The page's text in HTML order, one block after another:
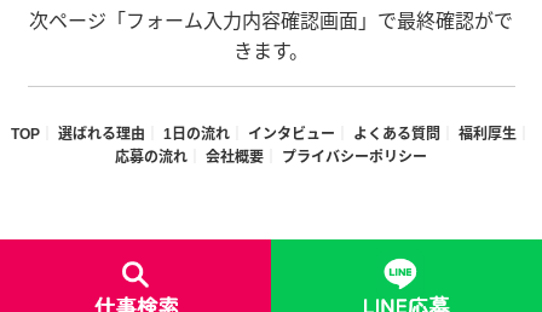
次ページ「フォーム入力内容確認画面」で最終確認がで
きます。
TOP 選ばれる理由 1日の流れ インタビュー よくある質問
福利厚生
応募の流れ
会社概要 プライバシーポリシー